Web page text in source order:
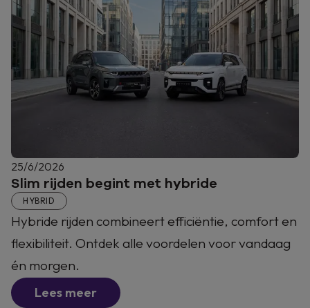
25/6/2026
Slim rijden begint met hybride
HYBRID
Hybride rijden combineert efficiëntie, comfort en
flexibiliteit. Ontdek alle voordelen voor vandaag
én morgen.
Lees meer